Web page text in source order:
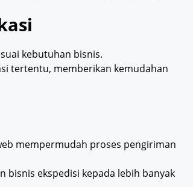
kebutuhan bisnis.
tertentu, memberikan kemudahan
mempermudah proses pengiriman
ekspedisi kepada lebih banyak